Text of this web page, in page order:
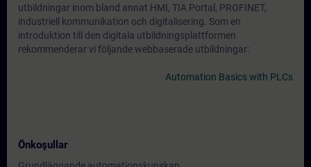
utbildningar inom bland annat HMI, TIA Portal, PROFINET,
industriell kommunikation och digitalisering. Som en
introduktion till den digitala utbildningsplattformen
rekommenderar vi följande webbaserade utbildningar:
Automation Basics with PLCs
Önkoşullar